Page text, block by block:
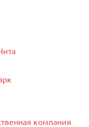
компания